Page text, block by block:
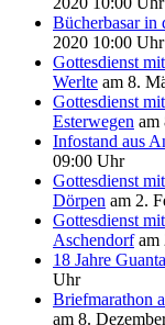
Bücherbasar in
2020 10:00 Uhr
Gottesdienst
Werlte am 8.
Gottesdienst
Esterwegen am
Infostand aus
09:00 Uhr
Gottesdienst
Dörpen am 2.
Gottesdienst
Aschendorfam
18 Jahre
Uhr
Briefmarathon
am 8.